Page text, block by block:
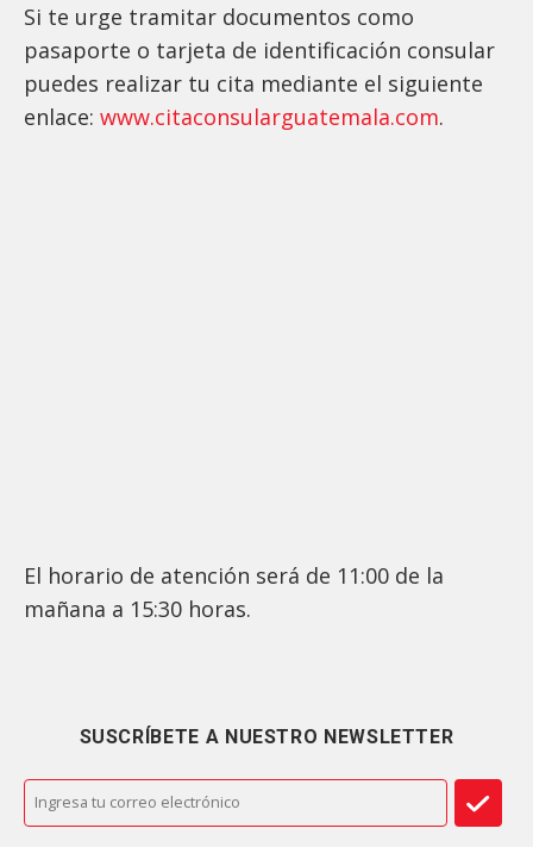
Si te urge tramitar documentos como
pasaporte o tarjeta de identificación consular
puedes realizar tu cita mediante el siguiente
enlace: www.citaconsularguatemala.com.
El horario de atención será de 11:00 de la
mañana a 15:30 horas.
SUSCRÍBETE A NUESTRO NEWSLETTER